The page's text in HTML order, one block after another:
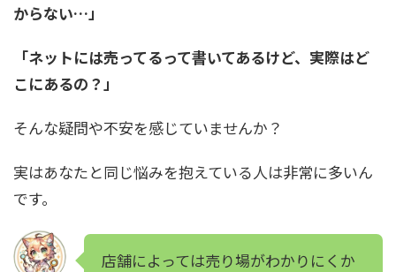
からない…」
「ネットには売ってるって書いてあるけど、実際はど
こにあるの？」
そんな疑問や不安を感じていませんか？
実はあなたと同じ悩みを抱えている人は非常に多いん
です。
店舗によっては売り場がわかりにくか